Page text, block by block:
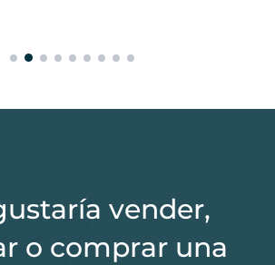
vender,
o comprar una